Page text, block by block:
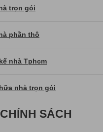
trọn gói
phần thô
nhà Tphcm
nhà trọn gói
SÁCH